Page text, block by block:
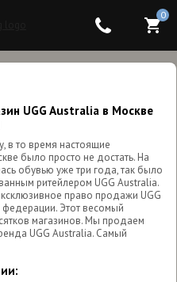
UGG Australia в Москве
в то время настоящие
было просто не достать. На
обувью уже три года, так было
ритейлером UGG Australia.
право продажи UGG
федерации. Этот весомый
магазинов. Мы продаем
UGG Australia. Самый
0